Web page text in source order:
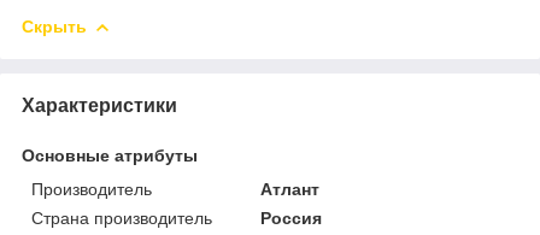
Скрыть
Характеристики
Основные атрибуты
Производитель
Атлант
Страна производитель
Россия